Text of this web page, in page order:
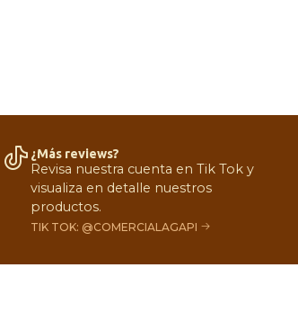
¿Más reviews?
Revisa nuestra cuenta en Tik Tok y
visualiza en detalle nuestros
productos.
TIK TOK: @COMERCIALAGAPI